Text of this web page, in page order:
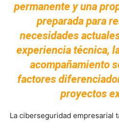
permanente y una
preparada para
necesidades
experiencia técnica,
acompañamiento
factores
proyectos
La ciberseguridad empresarial